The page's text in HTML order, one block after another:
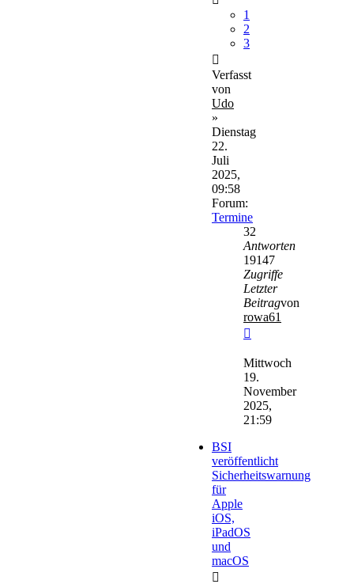
1
2
3
Verfasst
von
Udo
»
Dienstag
22.
Juli
2025,
09:58
Forum:
Termine
32
Antworten
19147
Zugriffe
Letzter
Beitragvon
rowa61
Beitrag
Mittwoch
19.
November
2025,
21:59
BSI
veröffentlicht
Sicherheitswarnung
für
Apple
iOS,
iPadOS
und
macOS